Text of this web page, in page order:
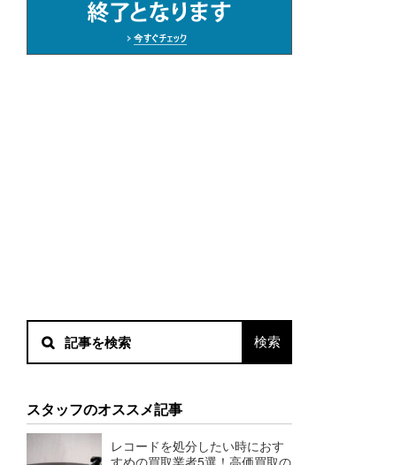
スタッフのオススメ記事
レコードを処分したい時におす
すめの買取業者5選！高価買取の